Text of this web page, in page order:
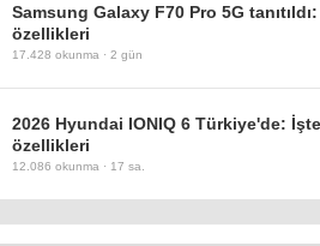
Samsung Galaxy F70 Pro 5G
özellikleri
17.428 okunma · 2 gün
2026 Hyundai IONIQ 6 Türkiye'de:
özellikleri
12.086 okunma · 17 sa.